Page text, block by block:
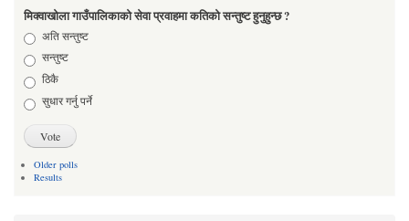
मिक्वाखोला गाउँपालिकाको सेवा प्रवाहमा कतिको सन्तुष्ट हुनुहुन्छ ?
Choicesअति सन्तुष्ट
सन्तुष्ट
ठिकै
सुधार गर्नु पर्ने
Older polls
Results